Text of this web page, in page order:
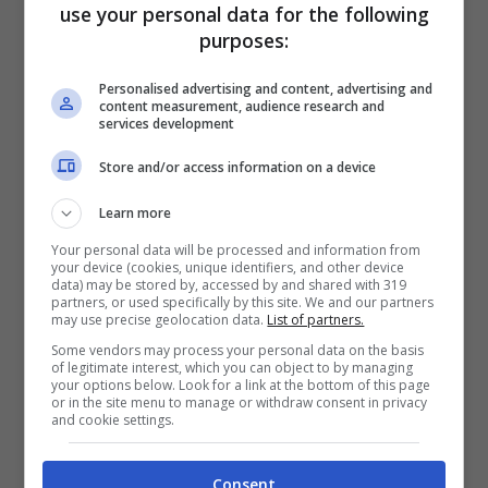
Anche il vecchio lavatoio comunale
indifferente.
Un castello medievale e un borgo da scoprire: il weekend
non è mai stato così divertente – viagginews.com
use your personal data for the following
purposes:
Personalised advertising and content, advertising and
content measurement, audience research and
services development
Store and/or access information on a device
Learn more
Your personal data will be processed and information from
your device (cookies, unique identifiers, and other device
data) may be stored by, accessed by and shared with 319
partners, or used specifically by this site. We and our partners
may use precise geolocation data. List of partners.
Some vendors may process your personal data on the basis
of legitimate interest, which you can object to by managing
your options below. Look for a link at the bottom of this page
or in the site menu to manage or withdraw consent in privacy
and cookie settings.